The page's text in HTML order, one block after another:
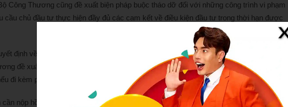
Công Thương cũng đề xuất biện pháp buộc tháo dỡ đối với những công trình vi phạm
cầu chủ đầu tư thực hiện đầy đủ các cam kết về điều kiện đầu tư trong thời hạn được
định về chính sách hỗ trợ hộ gia đình lắp đặt điện mặt trời mái nhà tự dùng và hệ
đề xuất hỗ trợ 500.000 – 1 triệu đồng cho mỗi hộ lắp đặt hệ thống điện mặt trời mái
đi kèm pin lưu trữ tối thiểu 2 kWh.
nộp hồ sơ gồm đơn đề nghị theo mẫu và giấy uỷ quyền nếu nhà ở có nhiều chủ sở